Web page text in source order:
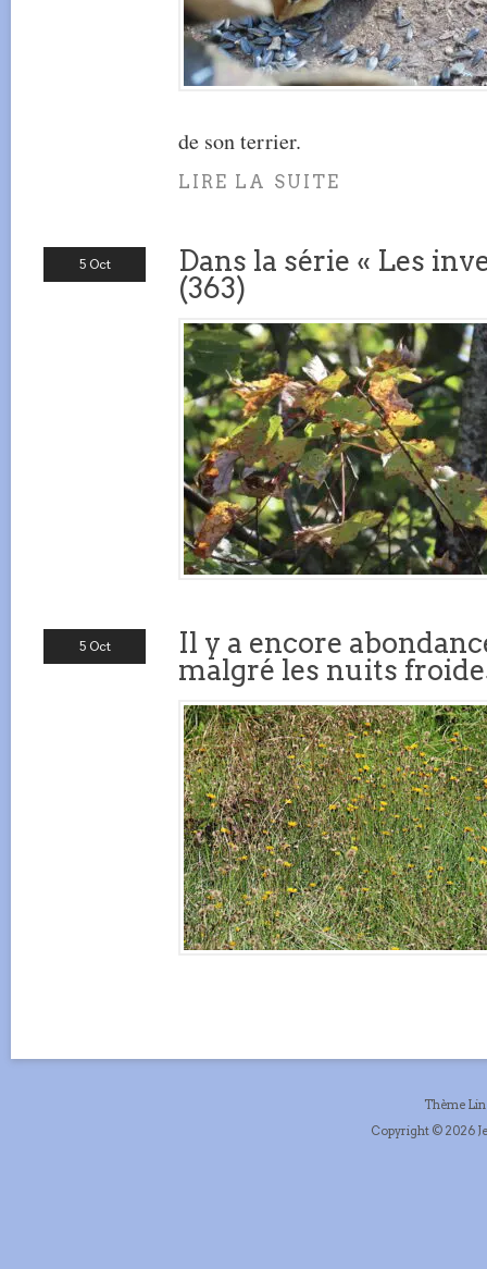
de son terrier.
LIRE LA SUITE
5 Oct
Dans la série « Les
(363)
5 Oct
Il y a encore
malgré les nuits
Thème
Copyright © 2026